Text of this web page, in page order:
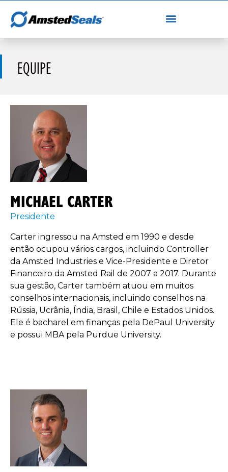
EQUIPE
MICHAEL CARTER
Presidente
Carter ingressou na Amsted em 1990 e desde
então ocupou vários cargos, incluindo Controller
da Amsted Industries e Vice-Presidente e Diretor
Financeiro da Amsted Rail de 2007 a 2017. Durante
sua gestão, Carter também atuou em muitos
conselhos internacionais, incluindo conselhos na
Rússia, Ucrânia, Índia, Brasil, Chile e Estados Unidos.
Ele é bacharel em finanças pela DePaul University
e possui MBA pela Purdue University.